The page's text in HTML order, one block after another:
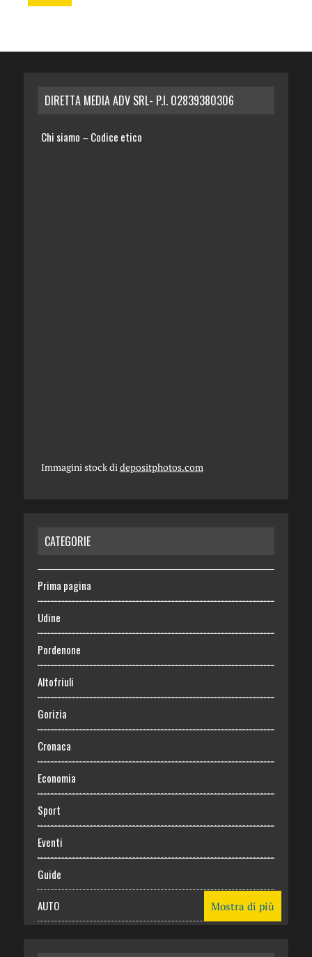
DIRETTA MEDIA ADV SRL- P.I. 02839380306
Chi siamo – Codice etico
Immagini stock di depositphotos.com
CATEGORIE
Prima pagina
Udine
Pordenone
Altofriuli
Gorizia
Cronaca
Economia
Sport
Eventi
Guide
AUTO Mostra di più